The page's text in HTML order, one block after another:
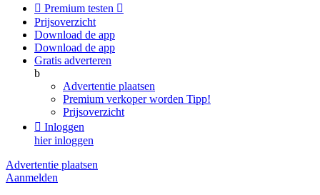
 Premium testen 
Prijsoverzicht
Download de app
Download de app
Gratis adverteren
b
Advertentie plaatsen
Premium verkoper worden Tipp!
Prijsoverzicht
 Inloggen
hier inloggen
Advertentie plaatsen
Aanmelden